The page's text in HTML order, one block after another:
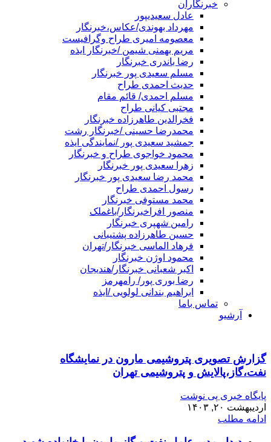
خبرنگاران
عادل سعیدیپور
مهرداد بهوندی/عکاس،خبرنگار
معصومه امیری طراح وگرافیست
مریم بهمنی شیمن /خبرنگار ایذه
رضا باندری خبرنگار
مسلم سعیدی پور خبرنگار
حدیث احمدی طراح
مسلم احمدی/ قائم مقام
مجتبی کیانی طراح
فخرالدین طاهرزاده خبرنگار
محمدرضا حسینی /خبرنگار رشت
جمشید سعیدی پور /نمایندگی ایذه
محمود خواجوی طراح و خبرنگار
زهرا سعیدی پور خبرنگار
محمد رضا سعیدی پور خبرنگار
رسول احمدی طراح
محمد مستوفی خبرنگار
منصور افراخبرنگار/باغملک
رامین شهپری خبرنگار
حسین طاهرزاده پشتیبانی
فرهاد الماسی خبرنگار/تهران
محمود اوژن خبرنگار
اکبر شعبانی خبرنگار/هندیجان
رضا بوری پور/ رامهرمز
ابراهیم بندانی لولویی /ایذه
تماس باما
آرشیو
گزارش تصویری پتروشیمی مارون در نمایشگاه
نفت،گاز،پالایش و پتروشیمی تهران
پایگاه خبری پی نوشت
اردیبهشت ۲۰, ۱۴۰۳
ادامه مطلب